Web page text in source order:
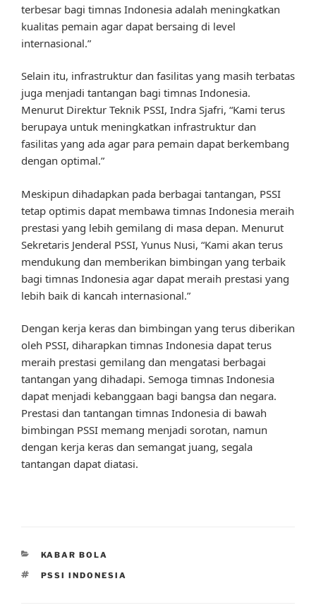
terbesar bagi timnas Indonesia adalah meningkatkan
kualitas pemain agar dapat bersaing di level
internasional.”
Selain itu, infrastruktur dan fasilitas yang masih terbatas
juga menjadi tantangan bagi timnas Indonesia.
Menurut Direktur Teknik PSSI, Indra Sjafri, “Kami terus
berupaya untuk meningkatkan infrastruktur dan
fasilitas yang ada agar para pemain dapat berkembang
dengan optimal.”
Meskipun dihadapkan pada berbagai tantangan, PSSI
tetap optimis dapat membawa timnas Indonesia meraih
prestasi yang lebih gemilang di masa depan. Menurut
Sekretaris Jenderal PSSI, Yunus Nusi, “Kami akan terus
mendukung dan memberikan bimbingan yang terbaik
bagi timnas Indonesia agar dapat meraih prestasi yang
lebih baik di kancah internasional.”
Dengan kerja keras dan bimbingan yang terus diberikan
oleh PSSI, diharapkan timnas Indonesia dapat terus
meraih prestasi gemilang dan mengatasi berbagai
tantangan yang dihadapi. Semoga timnas Indonesia
dapat menjadi kebanggaan bagi bangsa dan negara.
Prestasi dan tantangan timnas Indonesia di bawah
bimbingan PSSI memang menjadi sorotan, namun
dengan kerja keras dan semangat juang, segala
tantangan dapat diatasi.
CATEGORIES
KABAR BOLA
TAGS
PSSI INDONESIA